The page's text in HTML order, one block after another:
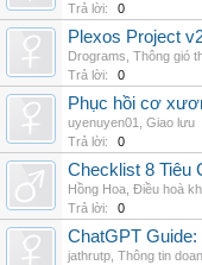
Trả lời:
0
Plexos Project
Drograms Thông gió
Trả lời:
0
Phục hồi cơ
uyenuyen01
Giao lưu
Trả lời:
0
Checklist 8 Tiêu
Hồng Hoa Điều hoà
Trả lời:
0
ChatGPT
jathrutp Thông tin